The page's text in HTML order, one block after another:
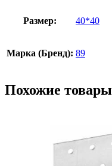
Размер: 40*40
Марка (Бренд): 89
Похожие товары